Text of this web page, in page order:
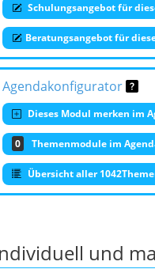
Schulungsangebot für
Beratungsangebot für
Agendakonfigurator
Dieses Modul merken im
0 Themenmodule im
Übersicht aller
und